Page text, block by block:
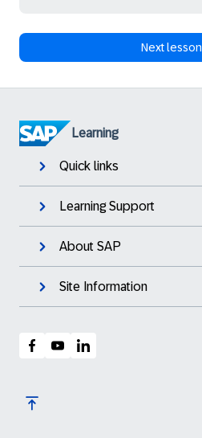
Next lesson
Learning
Quick links
Learning Support
About SAP
Site Information